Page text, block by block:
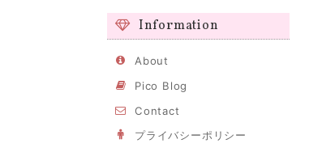
Information
About
Pico Blog
Contact
プライバシーポリシー